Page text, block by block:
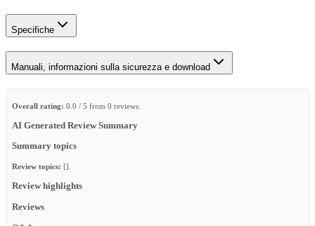
Specifiche
Manuali, informazioni sulla sicurezza e download
Overall rating: 0.0 / 5 from 0 reviews.
AI Generated Review Summary
Summary topics
Review topics: [].
Review highlights
Reviews